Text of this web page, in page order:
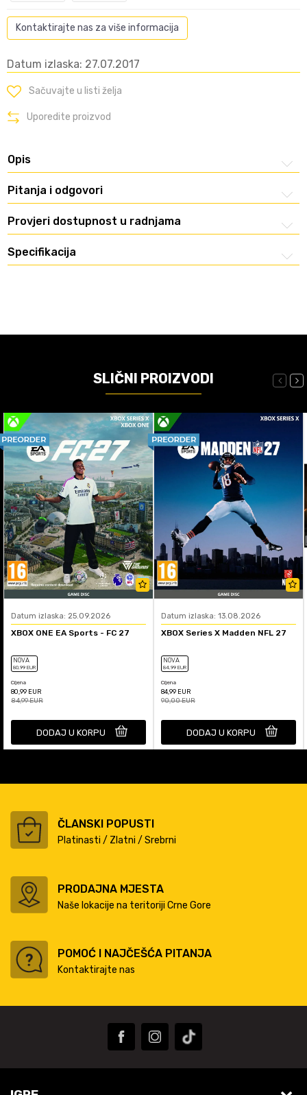
Kontaktirajte nas za više informacija
Datum izlaska: 27.07.2017
Sačuvajte u listi želja
Uporedite proizvod
Opis
Pitanja i odgovori
Provjeri dostupnost u radnjama
Specifikacija
SLIČNI PROIZVODI
Datum izlaska: 25.09.2026
XBOX ONE EA Sports - FC 27
NOVA
80,99 EUR
Cijena
80,99 EUR
84,99EUR
DODAJ U KORPU
Datum izlaska: 13.08.2026
XBOX Series X Madden NFL 27
NOVA
84,99 EUR
Cijena
84,99 EUR
90,00EUR
DODAJ U KORPU
ČLANSKI POPUSTI
Platinasti / Zlatni / Srebrni
PRODAJNA MJESTA
Naše lokacije na teritoriji Crne Gore
POMOĆ I NAJČEŠĆA PITANJA
Kontaktirajte nas